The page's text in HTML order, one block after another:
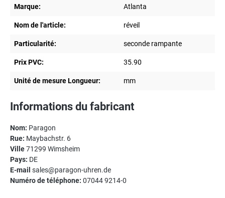
Marque: Atlanta
Nom de l'article: réveil
Particularité: seconde rampante
Prix PVC: 35.90
Unité de mesure Longueur: mm
Informations du fabricant
Nom: Paragon
Rue: Maybachstr. 6
Ville71299 Wimsheim
Pays: DE
E-mail sales@paragon-uhren.de
Numéro de téléphone: 07044 9214-0